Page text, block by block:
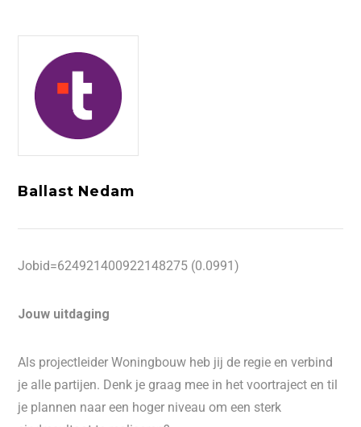
Ballast Nedam
Jobid=624921400922148275 (0.0991)
Jouw uitdaging
Als projectleider Woningbouw heb jij de regie en verbind
je alle partijen. Denk je graag mee in het voortraject en til
je plannen naar een hoger niveau om een sterk